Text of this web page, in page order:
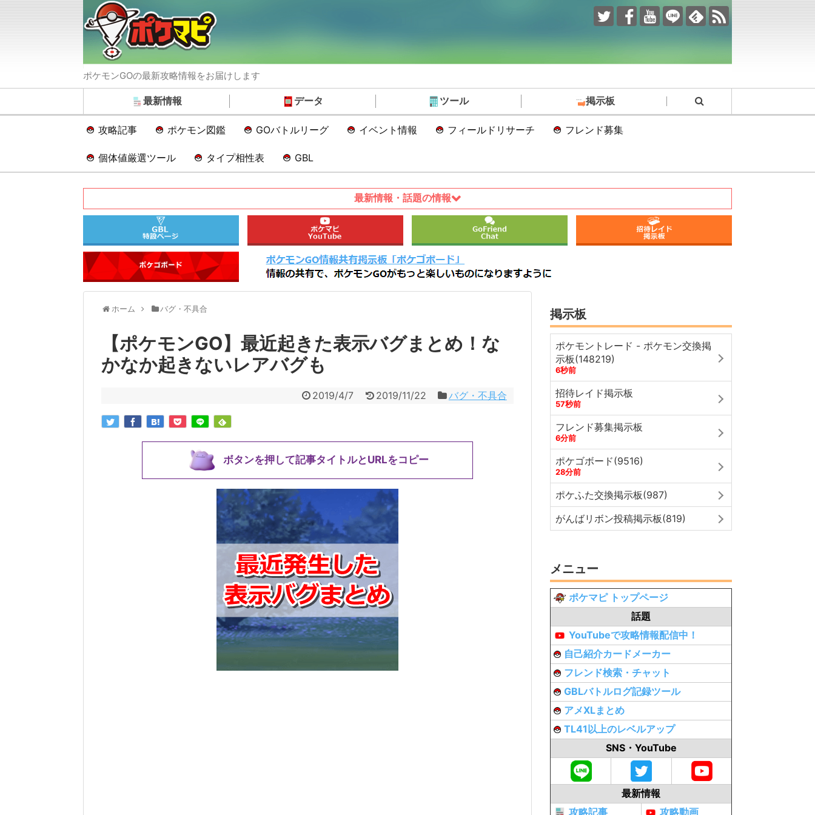
ポケモンGOの最新攻略情報をお届けします
最新情報 データ ツール 掲示板
攻略記事 ポケモン図鑑 GOバトルリーグ イベント情報 フィールドリサーチ フレンド募集
個体値厳選ツール タイプ相性表 GBL
最新情報・話題の情報
ホーム バグ・不具合
【ポケモンGO】最近起きた表示バグまとめ！な
かなか起きないレアバグも
2019/4/7 2019/11/22 バグ・不具合
ボタンを押して記事タイトルとURLをコピー
掲示板
ポケモントレード - ポケモン交換掲
示板(148219)
6秒前
招待レイド掲示板
57秒前
フレンド募集掲示板
6分前
ポケゴボード(9516)
28分前
ポケふた交換掲示板(987)
がんばリボン投稿掲示板(819)
メニュー
ポケマピ トップページ
話題
YouTubeで攻略情報配信中！
自己紹介カードメーカー
フレンド検索・チャット
GBLバトルログ記録ツール
アメXLまとめ
TL41以上のレベルアップ
SNS・YouTube
最新情報
攻略記事
攻略動画